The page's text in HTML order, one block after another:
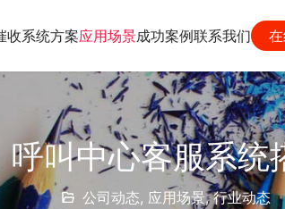
收系统方案应用场景成功案例联系我们
呼叫中心客服系统
公司动态, 应用场景,行业动态